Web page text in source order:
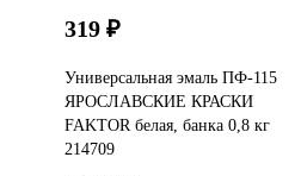
319 ₽
Универсальная эмаль ПФ-115
ЯРОСЛАВСКИЕ КРАСКИ
FAKTOR белая, банка 0,8 кг
214709